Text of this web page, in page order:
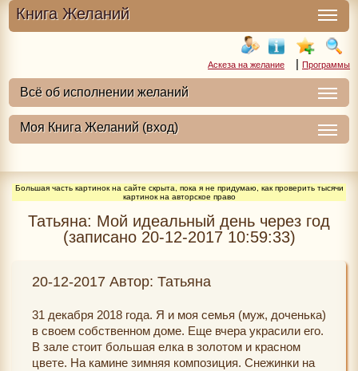
Книга Желаний
Аскеза на желание | Программы
Большая часть картинок на сайте скрыта, пока я не придумаю, как проверить тысячи
картинок на авторское право
Татьяна: Мой идеальный день через год
(записано 20-12-2017 10:59:33)
20-12-2017 Автор: Татьяна
31 декабря 2018 года. Я и моя семья (муж, доченька)
в своем собственном доме. Еще вчера украсили его.
В зале стоит большая елка в золотом и красном
цвете. На камине зимняя композиция. Снежинки на